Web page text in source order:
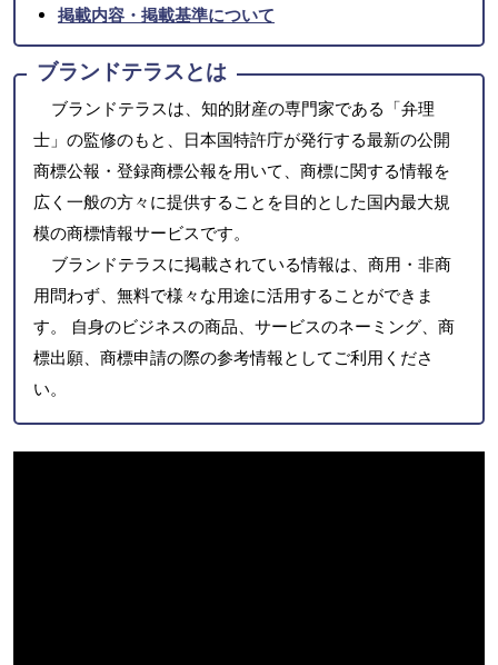
掲載内容・掲載基準について
ブランドテラスとは
ブランドテラスは、知的財産の専門家である「弁理
士」の監修のもと、日本国特許庁が発行する最新の公開
商標公報・登録商標公報を用いて、商標に関する情報を
広く一般の方々に提供することを目的とした国内最大規
模の商標情報サービスです。
ブランドテラスに掲載されている情報は、商用・非商
用問わず、無料で様々な用途に活用することができま
す。 自身のビジネスの商品、サービスのネーミング、商
標出願、商標申請の際の参考情報としてご利用くださ
い。